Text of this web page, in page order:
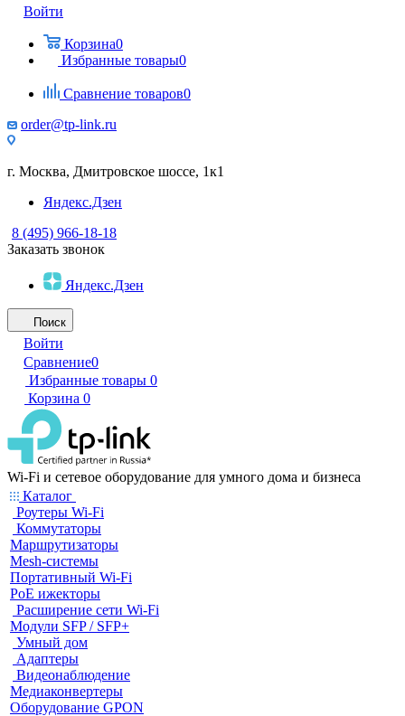
Войти
Корзина0
Избранные товары0
Сравнение товаров0
order@tp-link.ru
г. Москва, Дмитровское шоссе, 1к1
Яндекс.Дзен
8 (495) 966-18-18
Заказать звонок
Яндекс.Дзен
Поиск
Войти
Сравнение0
Избранные товары 0
Корзина 0
Wi-Fi и сетевое оборудование для умного дома и бизнеса
Каталог
Роутеры Wi-Fi
Коммутаторы
Маршрутизаторы
Mesh-системы
Портативный Wi-Fi
PoE ижекторы
Расширение сети Wi‑Fi
Модули SFP / SFP+
Умный дом
Адаптеры
Видеонаблюдение
Медиаконвертеры
Оборудование GPON